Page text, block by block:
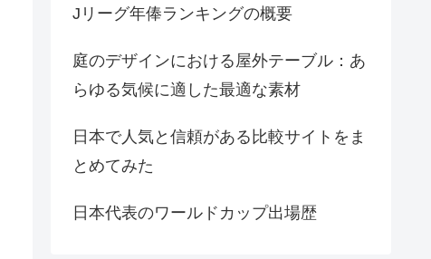
Jリーグ年俸ランキングの概要
庭のデザインにおける屋外テーブル：あ
らゆる気候に適した最適な素材
日本で人気と信頼がある比較サイトをま
とめてみた
日本代表のワールドカップ出場歴